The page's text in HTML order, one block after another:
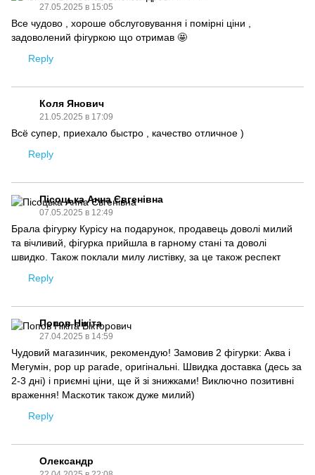
27.05.2025 в 15:05
Все чудово , хороше обслуговування і помірні ціни ,
задоволений фігуркою що отримав 🤩
Reply
Коля Янович
21.05.2025 в 17:09
Всё супер, приехало быстро , качество отличное )
Reply
Пісоцька Анна Євгенівна
07.05.2025 в 12:49
Брала фігурку Курісу на подарунок, продавець доволі милий
та вічливий, фігурка прийшла в гарному стані та доволі
швидко. Також поклали милу листівку, за це також респект
Reply
Попов Нікіта
27.04.2025 в 14:59
Чудовий магазинчик, рекомендую! Замовив 2 фігурки: Аква і
Мегумін, pop up parade, оригінальні. Швидка доставка (десь за
2-3 дні) і приємні ціни, ще й зі знижками! Виключно позитивні
враження! Маскотик також дуже милий)
Reply
Олександр